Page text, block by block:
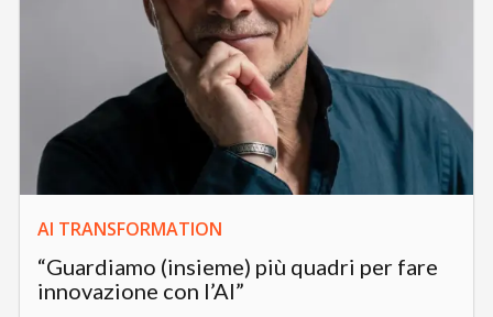
AI TRANSFORMATION
“Guardiamo (insieme) più quadri per fare
innovazione con l’AI”